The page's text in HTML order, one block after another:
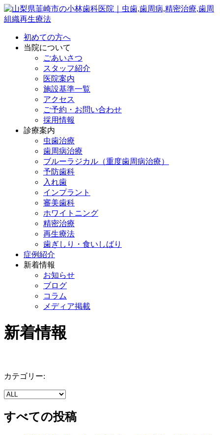
初めての方へ
当院について
ごあいさつ
スタッフ紹介
医院案内
施設基準一覧
アクセス
ご予約・お問い合わせ
採用情報
診療案内
虫歯治療
歯周病治療
ブルーラジカル（重度歯周病治療）
予防歯科
入れ歯
インプラント
審美歯科
ホワイトニング
精密治療
再生療法
歯ぎしり・食いしばり
症例紹介
新着情報
お知らせ
ブログ
コラム
メディア掲載
新着情報
カテゴリー:
すべての投稿